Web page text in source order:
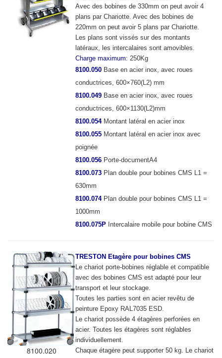
Avec des bobines de 330mm on peut avoir 4
plans par Chariotte. Avec des bobines de
220mm on peut avoir 5 plans par Chariotte.
Les plans sont vissés sur des montants
latéraux, les intercalaires sont amovibles.
Charge maximum: 250Kg
8100.050 Base en acier inox, avec roues
conductrices, 600×760(L2) mm
8100.049 Base en acier inox, avec roues
conductrices, 600×1130(L2)mm
8100.054 Montant latéral en acier inox
8100.055 Montant latéral en acier inox avec
poignée
8100.056 Porte-documentA4
8100.073 Plan double pour bobines CMS L1 =
630mm
8100.074 Plan double pour bobines CMS L1 =
1000mm
8100.075P Intercalaire mobile pour bobine CMS
8100.020
TRESTON Etagère pour bobines CMS
Le chariot porte-bobines réglable et compatible
avec des bobines CMS est adapté pour leur
transport et leur stockage.
Toutes les parties sont en acier revêtu de
peinture Epoxy RAL7035 ESD.
Le chariot possède 4 étagères perforées en
acier. Toutes les étagères sont réglables
individuellement.
Chaque étagère peut supporter 50 kg. Le chariot